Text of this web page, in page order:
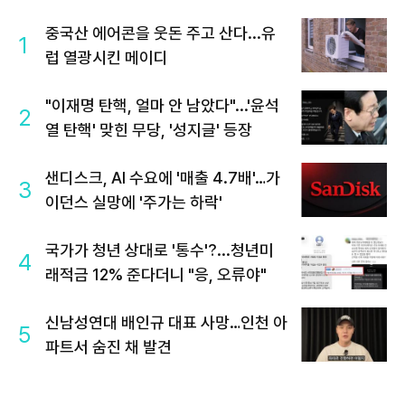
1
중국산 에어콘을 웃돈 주고 산다...유
럽 열광시킨 메이디
2
"이재명 탄핵, 얼마 안 남았다"...'윤석
열 탄핵' 맞힌 무당, '성지글' 등장
3
샌디스크, AI 수요에 '매출 4.7배'…가
이던스 실망에 '주가는 하락'
4
국가가 청년 상대로 '통수'?...청년미
래적금 12% 준다더니 "응, 오류야"
5
신남성연대 배인규 대표 사망…인천 아
파트서 숨진 채 발견